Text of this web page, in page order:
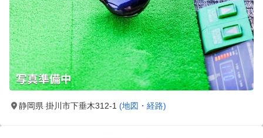
静岡県 掛川市下垂木312-1 (地図・経路)